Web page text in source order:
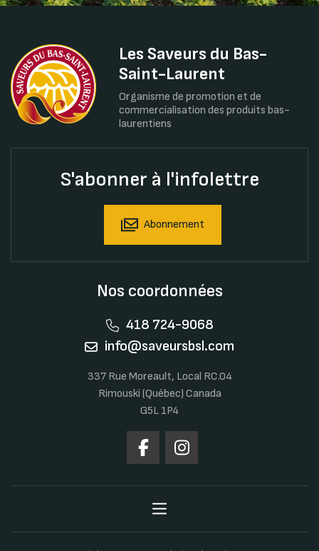
Les Saveurs du Bas-
Saint-Laurent
Organisme de promotion et de
commercialisation des produits bas-
laurentiens
S'abonner à l'infolettre
Abonnement
Nos coordonnées
418 724-9068
info@saveursbsl.com
337 Rue Moreault, Local RC.04
Rimouski (Québec) Canada
G5L 1P4